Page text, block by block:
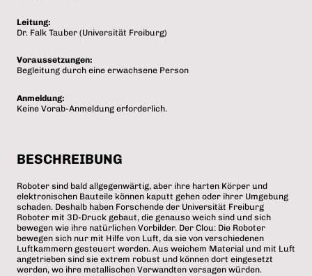
Leitung:
Dr. Falk Tauber (Universität Freiburg)
Voraussetzungen:
Begleitung durch eine erwachsene Person
Anmeldung:
Keine Vorab-Anmeldung erforderlich.
BESCHREIBUNG
Roboter sind bald allgegenwärtig, aber ihre harten Körper und
elektronischen Bauteile können kaputt gehen oder ihrer Umgebung
schaden. Deshalb haben Forschende der Universität Freiburg
Roboter mit 3D-Druck gebaut, die genauso weich sind und sich
bewegen wie ihre natürlichen Vorbilder. Der Clou: Die Roboter
bewegen sich nur mit Hilfe von Luft, da sie von verschiedenen
Luftkammern gesteuert werden. Aus weichem Material und mit Luft
angetrieben sind sie extrem robust und können dort eingesetzt
werden, wo ihre metallischen Verwandten versagen würden.